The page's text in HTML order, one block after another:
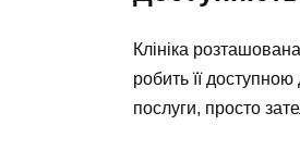
Клініка
робить її
послуги, просто